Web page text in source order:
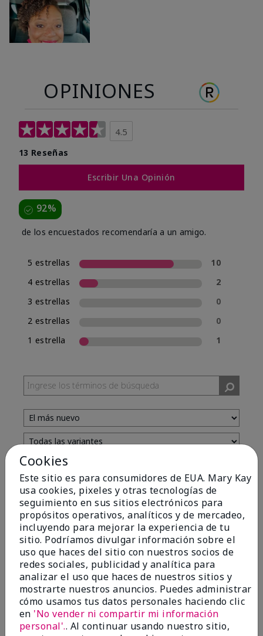
OPINIONES
4.5
13 Reseñas
Escribir Una Opinión
92%
de los encuestados recomendaría a un amigo.
5 estrellas
10
4 estrellas
2
3 estrellas
0
2 estrellas
0
1 estrella
1
Evaluado por 13 clientes
5
Yeh! I really works
EnviadoHace 4 meses
porChar
deDetroit, Mi
Evaluado en
marykay.com/en-us/
I ski all winter and since adding this to my progam
Cookies
Este sitio es para consumidores de EUA. Mary Kay
usa cookies, pixeles y otras tecnologías de
seguimiento en sus sitios electrónicos para
propósitos operativos, analíticos y de mercadeo,
incluyendo para mejorar la experiencia de tu
sitio. Podríamos divulgar información sobre el
uso que haces del sitio con nuestros socios de
redes sociales, publicidad y analítica para
analizar el uso que haces de nuestros sitios y
mostrarte nuestros anuncios. Puedes administrar
cómo usamos tus datos personales haciendo clic
en 'No vender ni compartir mi información
personal'.. Al continuar usando nuestro sitio,